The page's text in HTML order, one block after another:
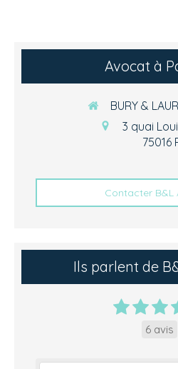
Avocat à
BURY &
3 quai
75016
Contacter B&L
Ils parlent de
6 avis